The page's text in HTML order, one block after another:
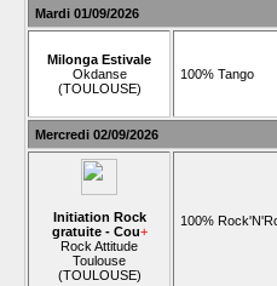
Mardi 01/09/2026
Milonga Estivale
Okdanse
(TOULOUSE)
100% Tango
Mercredi 02/09/2026
Initiation Rock
gratuite - Cou+
Rock Attitude
Toulouse
(TOULOUSE)
100%